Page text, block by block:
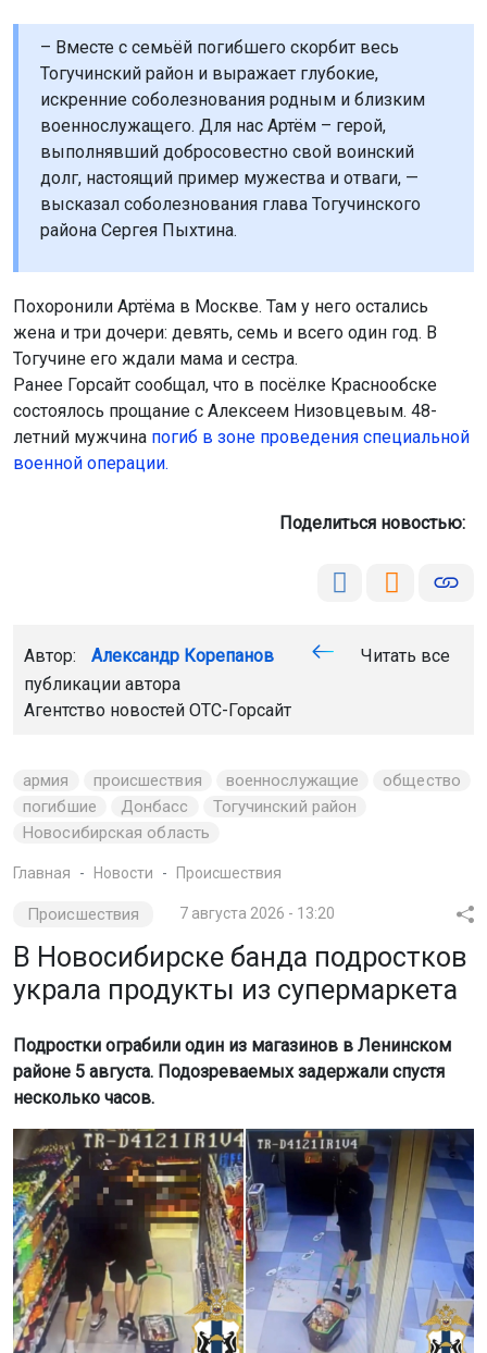
– Вместе с семьёй погибшего скорбит весь
Тогучинский район и выражает глубокие,
искренние соболезнования родным и близким
военнослужащего. Для нас Артём – герой,
выполнявший добросовестно свой воинский
долг, настоящий пример мужества и отваги, —
высказал соболезнования глава Тогучинского
района Сергея Пыхтина.
Похоронили Артёма в Москве. Там у него остались
жена и три дочери: девять, семь и всего один год. В
Тогучине его ждали мама и сестра.
Ранее Горсайт сообщал, что в посёлке Краснообске
состоялось прощание с Алексеем Низовцевым. 48-
летний мужчина погиб в зоне проведения специальной
военной операции.
Поделиться новостью:
Автор: Александр Корепанов
Читать все
публикации автора
Агентство новостей ОТС-Горсайт
армия происшествия военнослужащие
общество
погибшие
Донбасс
Тогучинский район
Новосибирская область
Главная Новости Происшествия
Происшествия 7 августа 2026 - 13:20
В Новосибирске банда подростков
украла продукты из супермаркета
Подростки ограбили один из магазинов в Ленинском
районе 5 августа. Подозреваемых задержали спустя
несколько часов.